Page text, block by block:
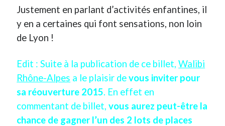
littleceltdansComment j’ai opéré ma vélorution toute personnelle
Comment j’ai opéré ma vélorution toute personnelle
Renaud Ducher
Comment j’ai opéré ma vélorution toute
personnelle
Commentaires récents
Entretien ménagerdansT’as vu quoi ? #52
JFdansC’était pas mieux avant… à Lyon
littleceltdansComment j’ai opéré ma vélorution toute personnelle
Justement en parlant d’activités enfantines, il
y en a certaines qui font sensations, non loin
de Lyon !
Edit : Suite à la publication de ce billet,Walibi
Rhône-Alpes a le plaisir devous inviter pour
sa réouverture 2015. En effet en
commentant de billet,vous aurez peut-être la
chance de gagner l’un des 2 lots de places